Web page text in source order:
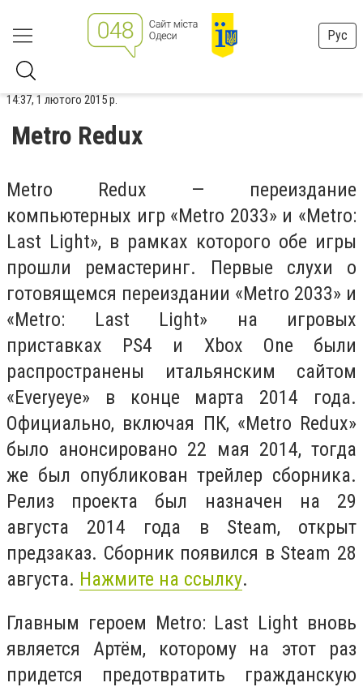
Рус
14:37, 1 лютого 2015 р.
Metro Redux
Metro Redux — переиздание
компьютерных игр «Metro 2033» и «Metro:
Last Light», в рамках которого обе игры
прошли ремастеринг. Первые слухи о
готовящемся переиздании «Metro 2033» и
«Metro: Last Light» на игровых
приставках PS4 и Xbox One были
распространены итальянским сайтом
«Everyeye» в конце марта 2014 года.
Официально, включая ПК, «Metro Redux»
было анонсировано 22 мая 2014, тогда
же был опубликован трейлер сборника.
Релиз проекта был назначен на 29
августа 2014 года в Steam, открыт
предзаказ. Сборник появился в Steam 28
августа. Нажмите на ссылку.
Главным героем Metro: Last Light вновь
является Артём, которому на этот раз
придется предотвратить гражданскую